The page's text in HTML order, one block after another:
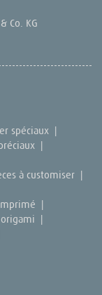
Co. KG
spéciaux |
|
à customiser |
|
|